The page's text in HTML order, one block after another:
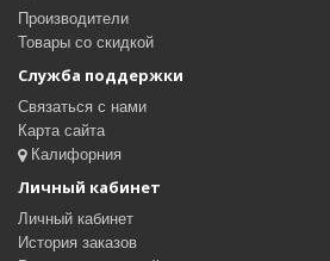
Производители
Товары со скидкой
Служба поддержки
Связаться с нами
Карта сайта
Калифорния
Личный кабинет
Личный кабинет
История заказов